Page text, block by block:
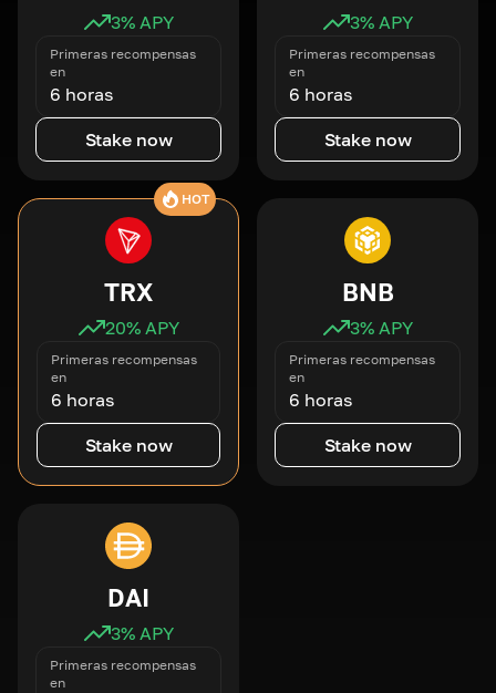
3% APY
Primeras recompensas
en
6 horas
Stake now
3% APY
Primeras recompensas
en
6 horas
Stake now
HOT
TRX
20% APY
Primeras recompensas
en
6 horas
Stake now
BNB
3% APY
Primeras recompensas
en
6 horas
Stake now
DAI
3% APY
Primeras recompensas
en